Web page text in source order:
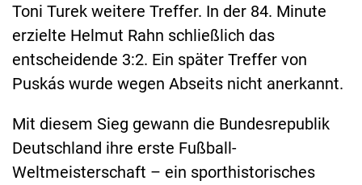
Toni Turek weitere Treffer. In der 84. Minute
erzielte Helmut Rahn schließlich das
entscheidende 3:2. Ein später Treffer von
Puskás wurde wegen Abseits nicht anerkannt.
Mit diesem Sieg gewann die Bundesrepublik
Deutschland ihre erste Fußball-
Weltmeisterschaft – ein sporthistorisches